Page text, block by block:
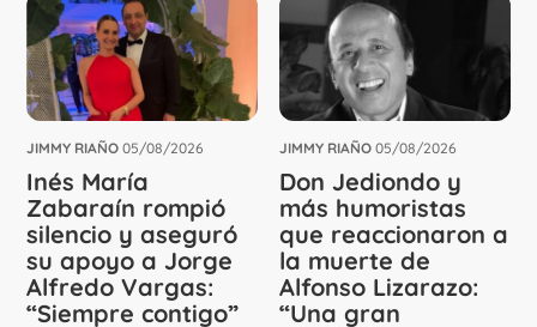
JIMMY RIAÑO 05/08/2026
Inés María
Zabaraín rompió
silencio y aseguró
su apoyo a Jorge
Alfredo Vargas:
“Siempre contigo”
JIMMY RIAÑO 05/08/2026
Don Jediondo y
más humoristas
que reaccionaron a
la muerte de
Alfonso Lizarazo:
“Una gran